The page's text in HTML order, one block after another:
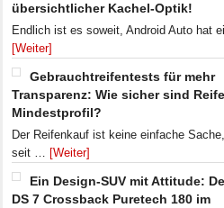
übersichtlicher Kachel-Optik!
Endlich ist es soweit, Android Auto hat
[Weiter]
Gebrauchtreifentests für mehr
Transparenz: Wie sicher sind
Mindestprofil?
Der Reifenkauf ist keine einfache
seit … [Weiter]
Ein Design-SUV mit Attitude:
DS 7 Crossback Puretech 180 im